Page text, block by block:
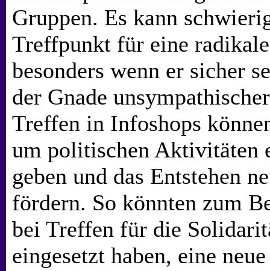
Gruppen. Es kann
Treffpunkt für eine
besonders wenn er sicher
der Gnade
Treffen in Infoshops
um politischen Aktivitäten
geben und das Entstehen
fördern. So könnten zum
bei Treffen für die
eingesetzt haben, eine